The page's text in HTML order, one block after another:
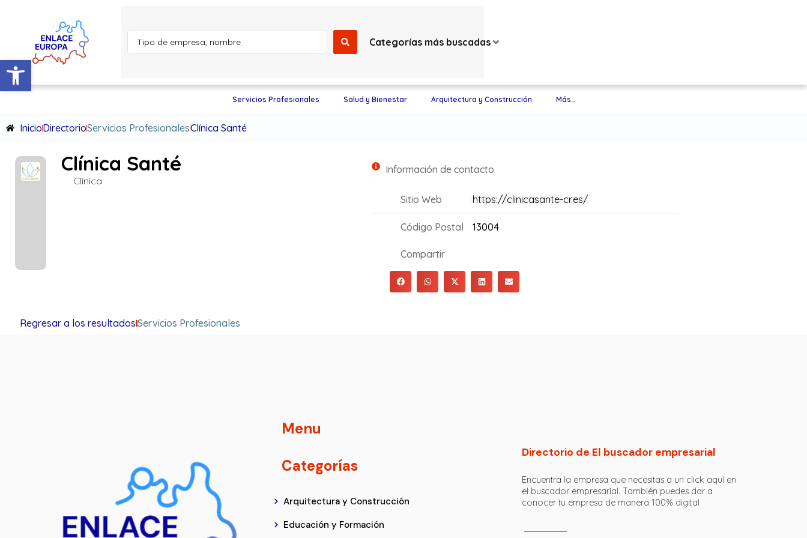
Abrir barra de herramientas
Categorías más buscadas
Servicios Profesionales Salud y Bienestar Arquitectura y Construcción Más…
InicioDirectorioServicios ProfesionalesClínica Santé
Clínica Santé
Clínica
Información de contacto
Sitio Web https://clinicasante-cr.es/
Código Postal 13004
Compartir
Regresar a los resultadosServicios Profesionales
Menu
Categorías
Arquitectura y Construcción
Educación y Formación
Directorio de El buscador empresarial
Encuentra la empresa que necesitas a un click aquí en
el buscador empresarial. También puedes dar a
conocer tu empresa de manera 100% digital